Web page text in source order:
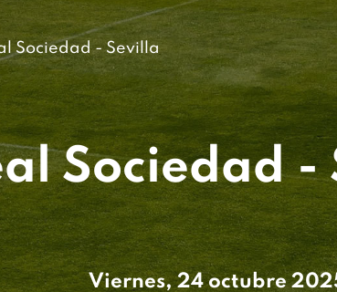
Sociedad - Sevilla
Sociedad -
Viernes, 24 octubre